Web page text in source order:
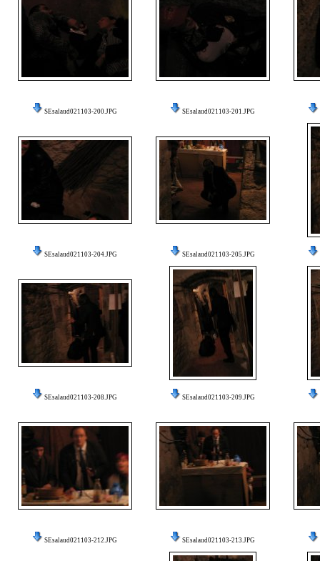
SEsalaud021103-200.JPG SEsalaud021103-201.JPG
SEsalaud021103-204.JPG SEsalaud021103-205.JPG
SEsalaud021103-208.JPG SEsalaud021103-209.JPG
SEsalaud021103-212.JPG SEsalaud021103-213.JPG